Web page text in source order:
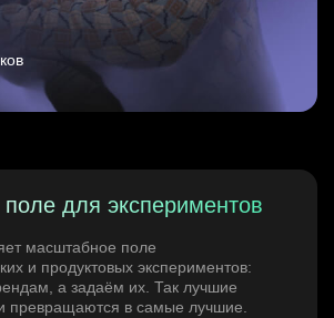
для экспериментов
масштабное поле
и продуктовых экспериментов:
а задаём их. Так лучшие
превращаются в самые лучшие.